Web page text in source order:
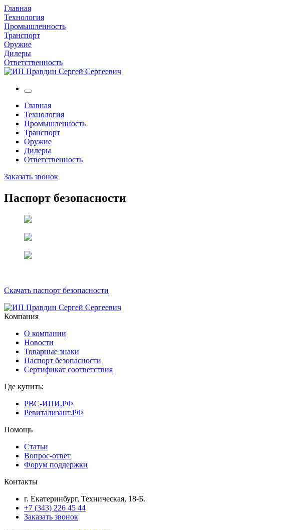
Главная
Технология
Промышленность
Транспорт
Оружие
Дилеры
Ответственность
Главная
Технология
Промышленность
Транспорт
Оружие
Дилеры
Ответственность
Заказать звонок
Паспорт безопасности
Скачать паспорт безопасности
Компания
О компании
Новости
Товарные знаки
Паспорт безопасности
Сертификат соответствия
Где купить:
РВС-ИПИ.РФ
Ревитализант.РФ
Помощь
Статьи
Вопрос-ответ
Форум поддержки
Контакты
г. Екатеринбург, Техническая, 18-Б.
+7 (343) 226 45 44
Заказать звонок